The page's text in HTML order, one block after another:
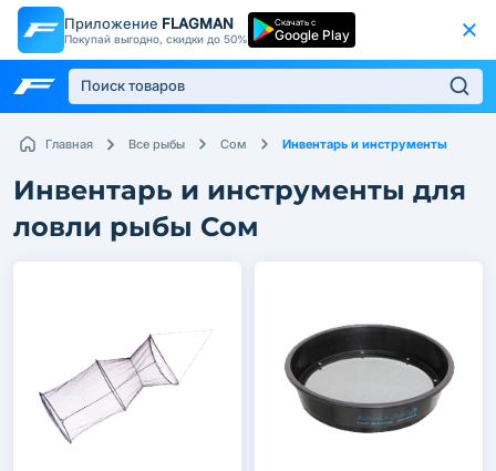
Приложение FLAGMAN
Покупай выгодно, скидки до 50%
Скачать с
Google Play
Главная Все рыбы Сом Инвентарь и инструменты
Инвентарь и инструменты для
ловли рыбы Сом